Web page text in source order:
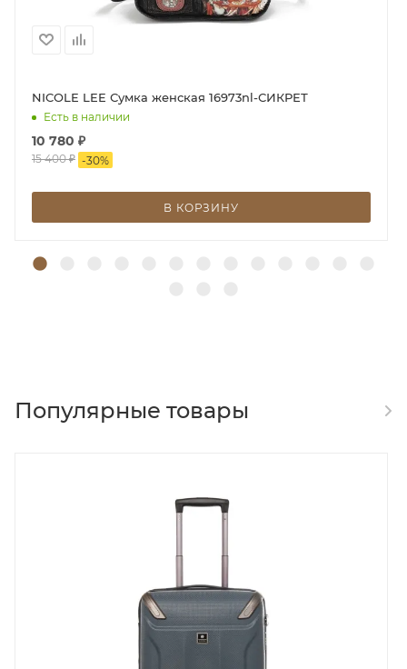
NICOLE LEE Сумка женская 16973nl-СИКРЕТ
Есть в наличии
10 780 ₽
15 400₽ -30%
В КОРЗИНУ
Популярные товары